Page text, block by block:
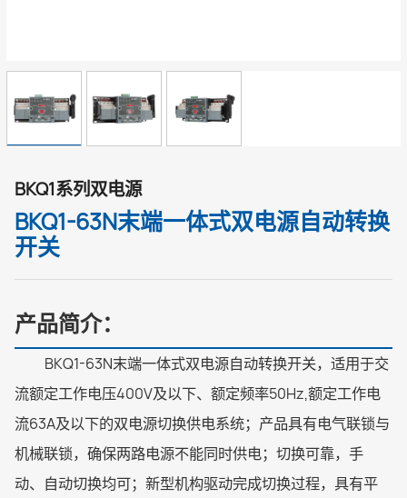
BKQ1系列双电源
BKQ1-63N末端一体式双电源自动转换
开关
产品简介：
BKQ1-63N末端一体式双电源自动转换开关，适用于交
流额定工作电压400V及以下、额定频率50Hz,额定工作电
流63A及以下的双电源切换供电系统；产品具有电气联锁与
机械联锁，确保两路电源不能同时供电；切换可靠，手
动、自动切换均可；新型机构驱动完成切换过程，具有平